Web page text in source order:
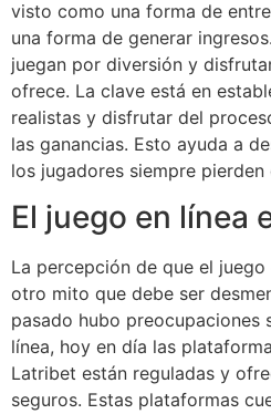
visto como una forma de
una forma de generar
juegan por diversión y
ofrece. La clave está en
realistas y disfrutar del
las ganancias. Esto ayuda a
los jugadores siempre pierden
El juego en línea
La percepción de que el
otro mito que debe ser
pasado hubo preocupaciones
línea, hoy en día las
Latribet están reguladas y
seguros. Estas plataformas